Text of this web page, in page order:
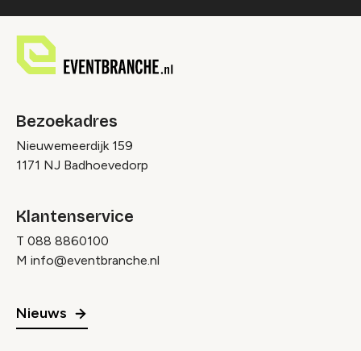
Bezoekadres
Nieuwemeerdijk 159
1171 NJ Badhoevedorp
Klantenservice
T 088 8860100
M info@eventbranche.nl
Nieuws